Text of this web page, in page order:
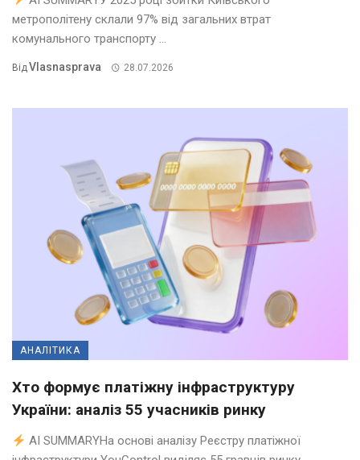
метрополітену склали 97% від загальних втрат
комунального транспорту ...
ВідVlasnasprava 28.07.2026
АНАЛІТИКА
Хто формує платіжну інфраструктуру
України: аналіз 55 учасників ринку
AI SUMMARYНа основі аналізу Реєстру платіжної